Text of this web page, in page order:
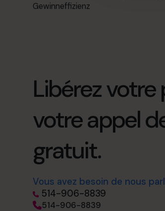
Gewinneffizienz
Libérez votre
votre appel
gratuit.
Vous avez besoin de nous
514-906-8839
514-906-8839